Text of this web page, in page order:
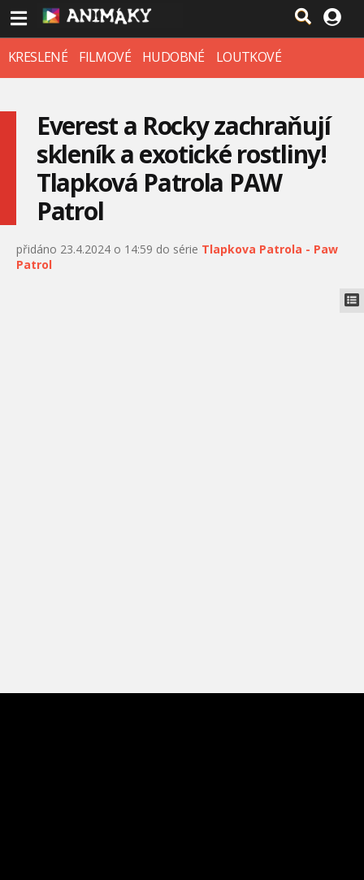
KRESLENÉ FILMOVÉ HUDOBNÉ LOUTKOVÉ
Everest a Rocky zachraňují
skleník a exotické rostliny!
Tlapková Patrola PAW
Patrol
přidáno 23.4.2024 o 14:59 do série Tlapkova Patrola - Paw
Patrol